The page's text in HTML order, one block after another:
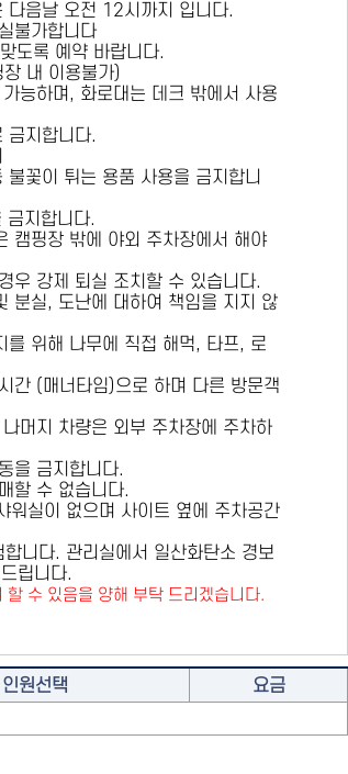
음날 오전 12시까지 입니다.
불가합니다
도록 예약 바랍니다.
내 이용불가)
능하며, 화로대는 데크 밖에서 사용
금지합니다.
꽃이 튀는 용품 사용을 금지합니
지합니다.
캠핑장 밖에 야외 주차장에서 해야
우 강제 퇴실 조치할 수 있습니다.
분실, 도난에 대하여 책임을 지지 않
를 위해 나무에 직접 해먹, 타프, 로
간 (매너타임)으로 하며 다른 방문객
머지 차량은 외부 주차장에 주차하
을 금지합니다.
할 수 없습니다.
실이 없으며 사이트 옆에 주차공간
니다. 관리실에서 일산화탄소 경보
립니다.
수 있음을 양해 부탁 드리겠습니다.
인원선택
요금